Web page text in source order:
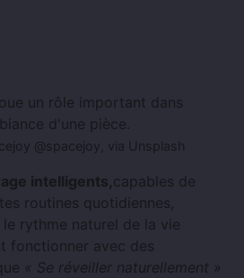
un rôle important dans
d'une pièce.
@spacejoy, via Unsplash
intelligents,capables de
routines quotidiennes,
rythme naturel de la vie
fonctionner avec des
« Se réveiller naturellement »